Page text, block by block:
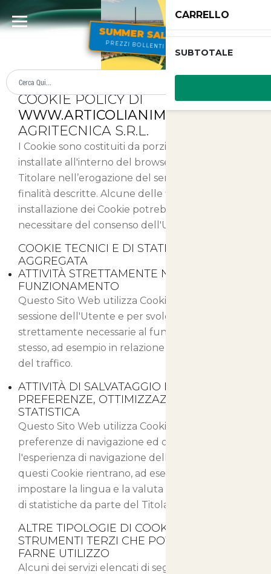
SUMMER SALE
PREZZI BOLLENTI
Cookies
COOKIE POLICY DI
WWW.ARTICOLIANIMALI.NET-
AGRITECNICA S.R.L.
I Cookie sono costituiti da porzioni di codice
installate all'interno del browser che assistono il
Titolare nell’erogazione del servizio in base alle
finalità descritte. Alcune delle finalità di
installazione dei Cookie potrebbero, inoltre,
necessitare del consenso dell'Utente.
COOKIE TECNICI E DI STATISTICA
AGGREGATA
ATTIVITÀ STRETTAMENTE NECESSARIE AL
FUNZIONAMENTO
Questo Sito Web utilizza Cookie per salvare la
sessione dell'Utente e per svolgere altre attività
strettamente necessarie al funzionamento dello
stesso, ad esempio in relazione alla distribuzione
del traffico.
ATTIVITÀ DI SALVATAGGIO DELLE
PREFERENZE, OTTIMIZZAZIONE E
STATISTICA
Questo Sito Web utilizza Cookie per salvare le
preferenze di navigazione ed ottimizzare
l'esperienza di navigazione dell'Utente. Fra
questi Cookie rientrano, ad esempio, quelli per
impostare la lingua e la valuta o per la gestione
di statistiche da parte del Titolare del sito.
ALTRE TIPOLOGIE DI COOKIE O
STRUMENTI TERZI CHE POTREBBERO
FARNE UTILIZZO
Alcuni dei servizi elencati di seguito raccolgono
CARRELLO
SUBTOTALE